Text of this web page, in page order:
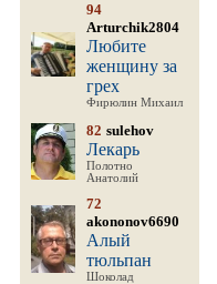
94
Arturchik2804
Любите
женщину за
грех
Фирюлин Михаил
82 sulehov
Лекарь
Полотно
Анатолий
72
akononov6690
Алый
тюльпан
Шоколад